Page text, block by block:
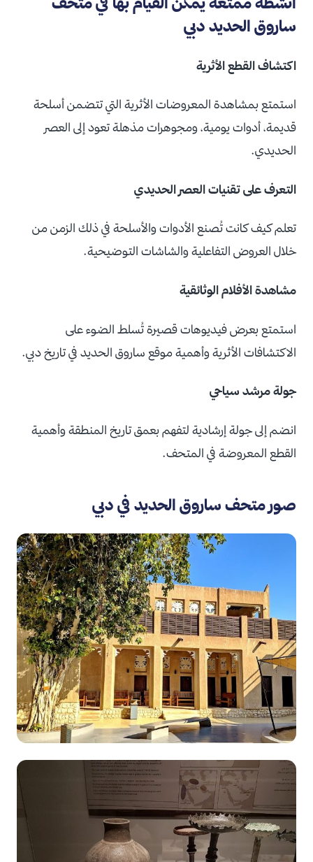
ساروق الحديد دبي
اكتشاف القطع الأثرية
استمتع بمشاهدة المعروضات الأثرية التي تتضمن أسلحة
قديمة، أدوات يومية، ومجوهرات مذهلة تعود إلى العصر
الحديدي.
التعرف على تقنيات العصر الحديدي
تعلم كيف كانت تُصنع الأدوات والأسلحة في ذلك الزمن من
خلال العروض التفاعلية والشاشات التوضيحية.
مشاهدة الأفلام الوثائقية
استمتع بعرض فيديوهات قصيرة تُسلط الضوء على
الاكتشافات الأثرية وأهمية موقع ساروق الحديد في تاريخ دبي.
جولة مرشد سياحي
انضم إلى جولة إرشادية لتفهم بعمق تاريخ المنطقة وأهمية
القطع المعروضة في المتحف.
صور متحف ساروق الحديد في دبي